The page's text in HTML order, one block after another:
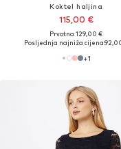
Koktel haljina
115,00 €
Prvotno: 129,00 €
Posljednja najniža cijena:
+1